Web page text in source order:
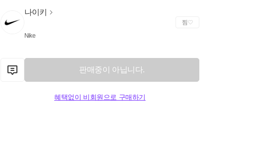
나이키
Nike
찜
판매중이 아닙니다.
혜택없이 비회원으로 구매하기